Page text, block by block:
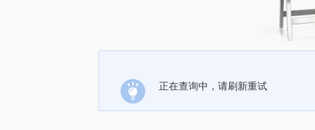
正在查询中，请刷新重试